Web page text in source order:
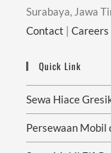
Surabaya, Jawa
Contact |Careers
Quick Link
Sewa Hiace
Persewaan Mobil